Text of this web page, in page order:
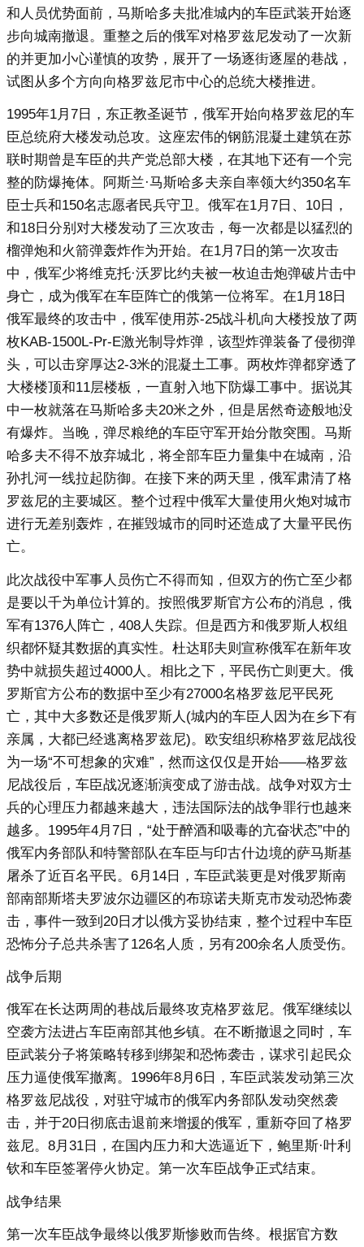
和人员优势面前，马斯哈多夫批准城内的车臣武装开始逐
步向城南撤退。重整之后的俄军对格罗兹尼发动了一次新
的并更加小心谨慎的攻势，展开了一场逐街逐屋的巷战，
试图从多个方向向格罗兹尼市中心的总统大楼推进。
1995年1月7日，东正教圣诞节，俄军开始向格罗兹尼的车
臣总统府大楼发动总攻。这座宏伟的钢筋混凝土建筑在苏
联时期曾是车臣的共产党总部大楼，在其地下还有一个完
整的防爆掩体。阿斯兰·马斯哈多夫亲自率领大约350名车
臣士兵和150名志愿者民兵守卫。俄军在1月7日、10日，
和18日分别对大楼发动了三次攻击，每一次都是以猛烈的
榴弹炮和火箭弹轰炸作为开始。在1月7日的第一次攻击
中，俄军少将维克托·沃罗比约夫被一枚迫击炮弹破片击中
身亡，成为俄军在车臣阵亡的俄第一位将军。在1月18日
俄军最终的攻击中，俄军使用苏-25战斗机向大楼投放了两
枚KAB-1500L-Pr-E激光制导炸弹，该型炸弹装备了侵彻弹
头，可以击穿厚达2-3米的混凝土工事。两枚炸弹都穿透了
大楼楼顶和11层楼板，一直射入地下防爆工事中。据说其
中一枚就落在马斯哈多夫20米之外，但是居然奇迹般地没
有爆炸。当晚，弹尽粮绝的车臣守军开始分散突围。马斯
哈多夫不得不放弃城北，将全部车臣力量集中在城南，沿
孙扎河一线拉起防御。在接下来的两天里，俄军肃清了格
罗兹尼的主要城区。整个过程中俄军大量使用火炮对城市
进行无差别轰炸，在摧毁城市的同时还造成了大量平民伤
亡。
此次战役中军事人员伤亡不得而知，但双方的伤亡至少都
是要以千为单位计算的。按照俄罗斯官方公布的消息，俄
军有1376人阵亡，408人失踪。但是西方和俄罗斯人权组
织都怀疑其数据的真实性。杜达耶夫则宣称俄军在新年攻
势中就损失超过4000人。相比之下，平民伤亡则更大。俄
罗斯官方公布的数据中至少有27000名格罗兹尼平民死
亡，其中大多数还是俄罗斯人(城内的车臣人因为在乡下有
亲属，大都已经逃离格罗兹尼)。欧安组织称格罗兹尼战役
为一场“不可想象的灾难”，然而这仅仅是开始——格罗兹
尼战役后，车臣战况逐渐演变成了游击战。战争对双方士
兵的心理压力都越来越大，违法国际法的战争罪行也越来
越多。1995年4月7日，“处于醉酒和吸毒的亢奋状态”中的
俄军内务部队和特警部队在车臣与印古什边境的萨马斯基
屠杀了近百名平民。6月14日，车臣武装更是对俄罗斯南
部南部斯塔夫罗波尔边疆区的布琼诺夫斯克市发动恐怖袭
击，事件一致到20日才以俄方妥协结束，整个过程中车臣
恐怖分子总共杀害了126名人质，另有200余名人质受伤。
战争后期
俄军在长达两周的巷战后最终攻克格罗兹尼。俄军继续以
空袭方法进占车臣南部其他乡镇。在不断撤退之同时，车
臣武装分子将策略转移到绑架和恐怖袭击，谋求引起民众
压力逼使俄军撤离。1996年8月6日，车臣武装发动第三次
格罗兹尼战役，对驻守城市的俄军内务部队发动突然袭
击，并于20日彻底击退前来增援的俄军，重新夺回了格罗
兹尼。8月31日，在国内压力和大选逼近下，鲍里斯·叶利
钦和车臣签署停火协定。第一次车臣战争正式结束。
战争结果
第一次车臣战争最终以俄罗斯惨败而告终。根据官方数